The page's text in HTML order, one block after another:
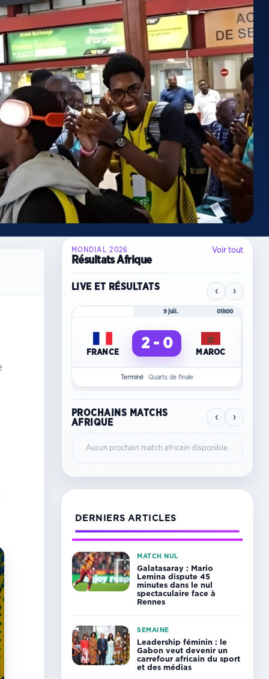
MONDIAL 2026
Résultats Afrique
Voir tout
LIVE ET RÉSULTATS ‹ ›
9 juil. 01h00
FRANCE
2 - 0
MAROC
Terminé Quarts de finale
PROCHAINS MATCHS
AFRIQUE
‹ ›
Aucun prochain match africain disponible.
DERNIERS ARTICLES
MATCH NUL
Galatasaray : Mario
Lemina dispute 45
minutes dans le nul
spectaculaire face à
Rennes
SEMAINE
Leadership féminin : le
Gabon veut devenir un
carrefour africain du sport
et des médias